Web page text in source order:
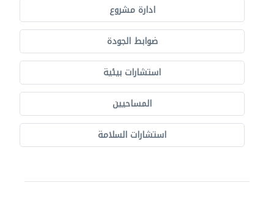
ادارة مشروع
ضوابط الجودة
استشارات بيئية
المساحيين
استشارات السلامة